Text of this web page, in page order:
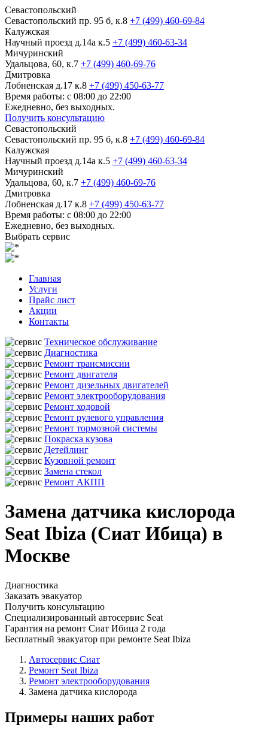
Севастопольский
Севастопольский пр. 95 б, к.8 +7 (499) 460-69-84
Калужская
Научный проезд д.14а к.5 +7 (499) 460-63-34
Мичуринский
Удальцова, 60, к.7 +7 (499) 460-69-76
Дмитровка
Лобненская д.17 к.8 +7 (499) 450-63-77
Время работы: с 08:00 до 22:00
Ежедневно, без выходных.
Получить консультацию
Севастопольский
Севастопольский пр. 95 б, к.8 +7 (499) 460-69-84
Калужская
Научный проезд д.14а к.5 +7 (499) 460-63-34
Мичуринский
Удальцова, 60, к.7 +7 (499) 460-69-76
Дмитровка
Лобненская д.17 к.8 +7 (499) 450-63-77
Время работы: с 08:00 до 22:00
Ежедневно, без выходных.
Выбрать сервис
Главная
Услуги
Прайс лист
Акции
Контакты
Техническое обслуживание
Диагностика
Ремонт трансмиссии
Ремонт двигателя
Ремонт дизельных двигателей
Ремонт электрооборудования
Ремонт ходовой
Ремонт рулевого управления
Ремонт тормозной системы
Покраска кузова
Детейлинг
Кузовной ремонт
Замена стекол
Ремонт АКПП
Замена датчика кислорода
Seat Ibiza (Сиат Ибица) в
Москве
Диагностика
Заказать эвакуатор
Получить консультацию
Специализированный автосервис Seat
Гарантия на ремонт Сиат Ибица 2 года
Бесплатный эвакуатор при ремонте Seat Ibiza
Автосервис Сиат
Ремонт Seat Ibiza
Ремонт электрооборудования
Замена датчика кислорода
Примеры наших работ